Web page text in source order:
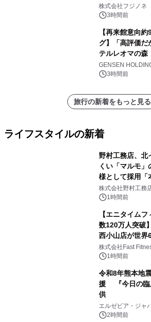
株式会社フジノネ
3時間前
【再来館意向
グ】「高評価だ
テルレオマの森
イキングの価格
を実施
GENSEN
3時間前
旅行の新着をもっと見る
ライフスタイルの新着
野村工務店、北
くい「マルモ
様として採用「
こだわる」
株式会社野村工務
1時間前
【エニタイム
数120万人突破
西小山店が世界
株式会社Fast
1時間前
令和8年熊本地
援 『今日の臨
供
エルゼビア・ジャ
2時間前